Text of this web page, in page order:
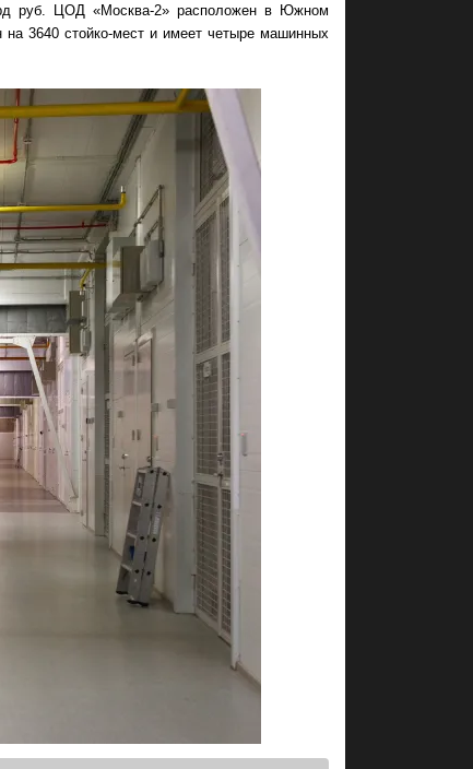
руб. ЦОД «Москва-2» расположен в Южном
на 3640 стойко-мест и имеет четыре машинных